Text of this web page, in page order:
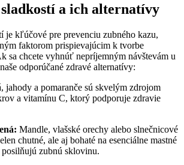
​a ich alternatívy
je kľúčové pre prevenciu zubného kazu,
⁤faktorom prispievajúcim​ k tvorbe
sa⁣ chcete vyhnúť nepríjemným návštevám u
odporúčané zdravé alternatívy:
jahody a ⁤pomaranče sú ⁣skvelým zdrojom
a​ vitamínu C, ktorý⁢ podporuje⁣ zdravie
Mandle, vlašské orechy ‍alebo ⁢slnečnicové
chutné, ale⁣ aj bohaté na‍ esenciálne mastné
zubnú​ sklovinu.